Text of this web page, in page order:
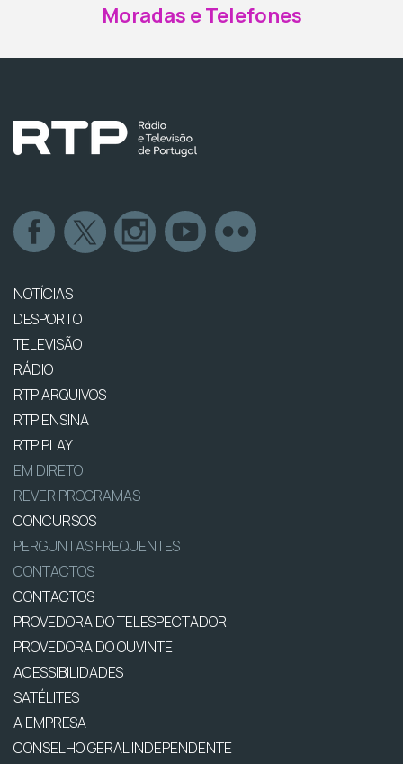
Moradas e Telefones
NOTÍCIAS
DESPORTO
TELEVISÃO
RÁDIO
RTP ARQUIVOS
RTP ENSINA
RTP PLAY
EM DIRETO
REVER PROGRAMAS
CONCURSOS
PERGUNTAS FREQUENTES
CONTACTOS
CONTACTOS
PROVEDORA DO TELESPECTADOR
PROVEDORA DO OUVINTE
ACESSIBILIDADES
SATÉLITES
A EMPRESA
CONSELHO GERAL INDEPENDENTE